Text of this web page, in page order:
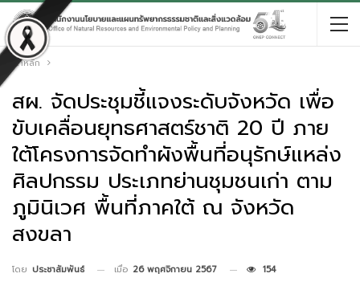
หน้าหลัก
สผ. จัดประชุมชี้แจงระดับจังหวัด เพื่อ
ขับเคลื่อนยุทธศาสตร์ชาติ 20 ปี ภาย
ใต้โครงการจัดทำผังพื้นที่อนุรักษ์แหล่ง
ศิลปกรรม ประเภทย่านชุมชนเก่า ตาม
ภูมินิเวศ พื้นที่ภาคใต้ ณ จังหวัด
สงขลา
โดย ประชาสัมพันธ์ เมื่อ 26 พฤศจิกายน 2567 154